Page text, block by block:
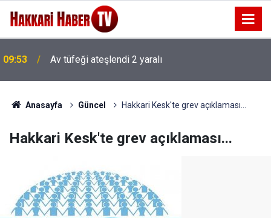
Av tüfeği ateşlendi 2 yaralı
09:49 Hakkarili Aydın ailesinden taziye teşekkür mesajı
Anasayfa Güncel Hakkari Kesk'te grev açıklaması...
Hakkari Kesk'te grev açıklaması...